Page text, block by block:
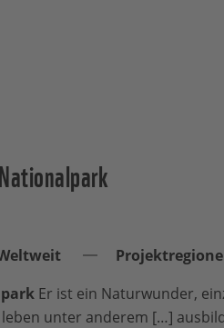
Er ist ein Naturwunder,
unter anderem […]